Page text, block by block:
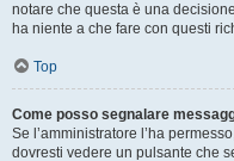
notare che questa è una
ha niente a che fare con questi
Top
Come posso segnalare
Se l’amministratore l’ha
dovresti vedere un pulsante che